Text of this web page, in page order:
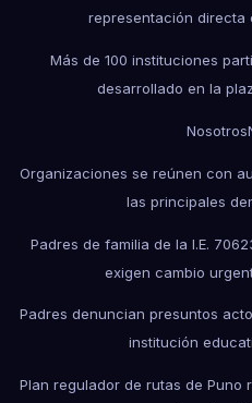
representación directa
Más de 100 instituciones
desarrollado en la
Nosotros
Organizaciones se reúnen con
las principales
Padres de familia de la I.E.
exigen cambio
Padres denuncian presuntos
institución
Plan regulador de rutas de Puno